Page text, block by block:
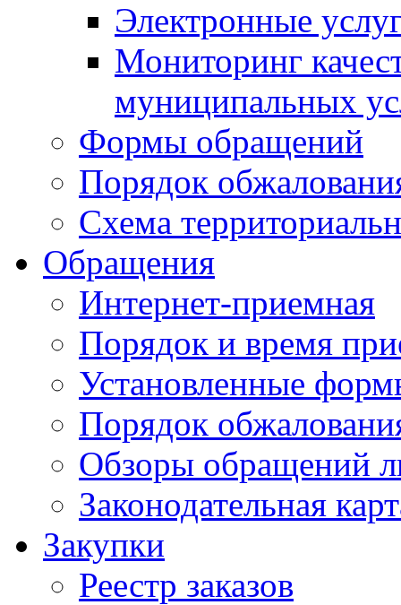
Электронные
Мониторинг
муниципальных
Формы обращений
Порядок
Схема
Обращения
Интернет-приемная
Порядок и время
Установленные
Порядок
Обзоры обращений
Законодательная
Закупки
Реестр заказов